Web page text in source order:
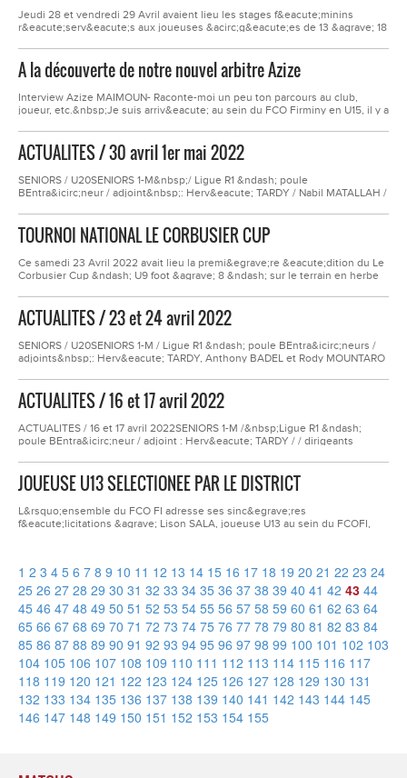
succ&egrave;s et met...
Jeudi 28 et vendredi 29 Avril avaient lieu les stages f&eacute;minins
r&eacute;serv&eacute;s aux joueuses &acirc;g&eacute;es de 13 &agrave; 18
organis&eacute;s et encadr&eacute;s par Muhammed, El&eacute;a, Lou
Ann, Maud et Oph&eacute;lie qui se sont r&eacute;parties sur les 2
jours.La...
A la découverte de notre nouvel arbitre Azize
Interview Azize MAIMOUN- Raconte-moi un peu ton parcours au club,
joueur, etc.&nbsp;Je suis arriv&eacute; au sein du FCO Firminy en U15, il y a
gauche. En parall&egrave;le, j&rsquo;effectue ma premi&egrave;re
ann&eacute;e dans l&rsquo;arbitrage en plus de la premi&egrave;re
g&eacute;n&eacute;rale que je...
ACTUALITES / 30 avril 1er mai 2022
SENIORS / U20SENIORS 1-M&nbsp;/ Ligue R1 &ndash; poule
BEntra&icirc;neur / adjoint&nbsp;: Herv&eacute; TARDY / Nabil MATALLAH /
championnat &agrave; l&rsquo;ext&eacute;rieur stade de
l&rsquo;Esp&eacute;rance &agrave; Clermont Ferrand contre CLERMONT
ST. JACQUES sur le score de 6 - 2Buteur(s) FCOFI&nbsp;: MANGARA et...
TOURNOI NATIONAL LE CORBUSIER CUP
Ce samedi 23 Avril 2022 avait lieu la premi&egrave;re &eacute;dition du Le
Corbusier Cup &ndash; U9 foot &agrave; 8 &ndash; sur le terrain en herbe
&nbsp; &nbsp; &nbsp; &nbsp; &nbsp; &nbsp; &nbsp; &nbsp; &nbsp; &nbsp;
&nbsp; &nbsp; &nbsp; &nbsp; &nbsp; &nbsp;...
ACTUALITES / 23 et 24 avril 2022
SENIORS / U20SENIORS 1-M / Ligue R1 &ndash; poule BEntra&icirc;neurs /
adjoints&nbsp;: Herv&eacute; TARDY, Anthony BADEL et Rody MOUNTARO
championnat&agrave; domicile stade du Firmament contre VENISSIEUX FC
sur le score de 1 - 2Buteur(s) FCOFI : MAKWALAContre une &eacute;quipe
jouant les premiers r&ocirc;les avec Feurs dans cette...
ACTUALITES / 16 et 17 avril 2022
ACTUALITES / 16 et 17 avril 2022SENIORS 1-M /&nbsp;Ligue R1 &ndash;
poule BEntra&icirc;neur / adjoint : Herv&eacute; TARDY / / dirigeants
l&rsquo;ext&eacute;rieur stade Raphael Garde &agrave; Chavanay
contreCHAVANAY A.S. sur le score de 5 - 1Buteur(s) FCOFI : /SENIORS 2-M
/&nbsp;District Loire &ndash; poule...
JOUEUSE U13 SELECTIONEE PAR LE DISTRICT
L&rsquo;ensemble du FCO FI adresse ses sinc&egrave;res
f&eacute;licitations &agrave; Lison SALA, joueuse U13 au sein du FCOFI,
contre...
1 2 3 4 5 6 7 8 9 10 11 12 13 14 15 16 17 18 19 20 21 22 23 24
25 26 27 28 29 30 31 32 33 34 35 36 37 38 39 40 41 42 43 44
45 46 47 48 49 50 51 52 53 54 55 56 57 58 59 60 61 62 63 64
65 66 67 68 69 70 71 72 73 74 75 76 77 78 79 80 81 82 83 84
85 86 87 88 89 90 91 92 93 94 95 96 97 98 99 100 101 102 103
104 105 106 107 108 109 110 111 112 113 114 115 116 117
118 119 120 121 122 123 124 125 126 127 128 129 130 131
132 133 134 135 136 137 138 139 140 141 142 143 144 145
146 147 148 149 150 151 152 153 154 155